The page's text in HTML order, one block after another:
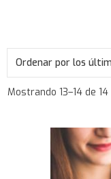
Mostrando 13–14 de